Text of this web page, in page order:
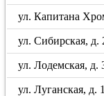
ул. Капитана
ул. Сибирская, д.
ул. Лодемская, д.
ул. Луганская, д.